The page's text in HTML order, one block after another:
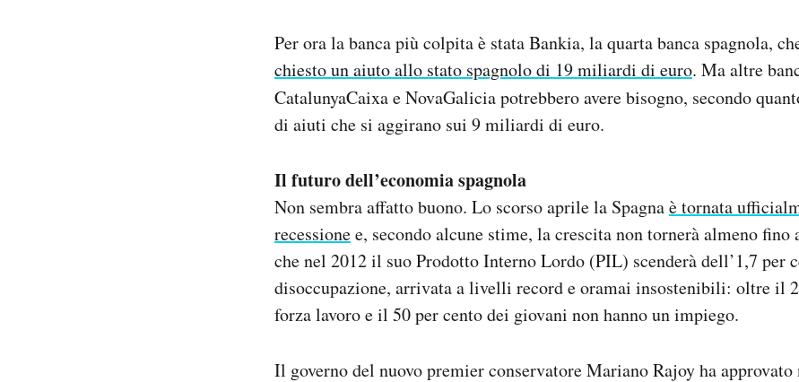
Per ora la banca più colpita è stata Bankia, la quarta banca spagnola,
chiesto un aiuto allo stato spagnolo di 19 miliardi di euro. Ma altre
CatalunyaCaixa e NovaGalicia potrebbero avere bisogno, secondo
di aiuti che si aggirano sui 9 miliardi di euro.
Il futuro dell’economia spagnola
Non sembra affatto buono. Lo scorso aprile la Spagnaè tornata
recessionee, secondo alcune stime, la crescita non tornerà almeno
che nel 2012 il suo Prodotto Interno Lordo (PIL) scenderà dell’1,7 per
disoccupazione, arrivata a livelli record e oramai insostenibili: oltre il
forza lavoro e il 50 per cento dei giovani non hanno un impiego.
Il governo del nuovo premier conservatore Mariano Rajoy ha